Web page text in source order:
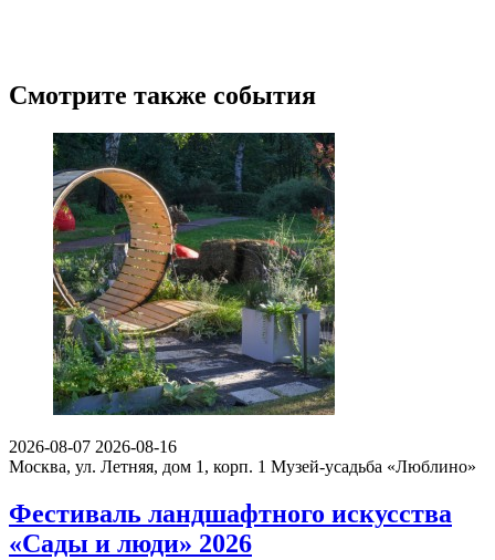
Смотрите также события
2026-08-07 2026-08-16
Москва, ул. Летняя, дом 1, корп. 1 Музей-усадьба «Люблино»
Фестиваль ландшафтного искусства
«Сады и люди» 2026